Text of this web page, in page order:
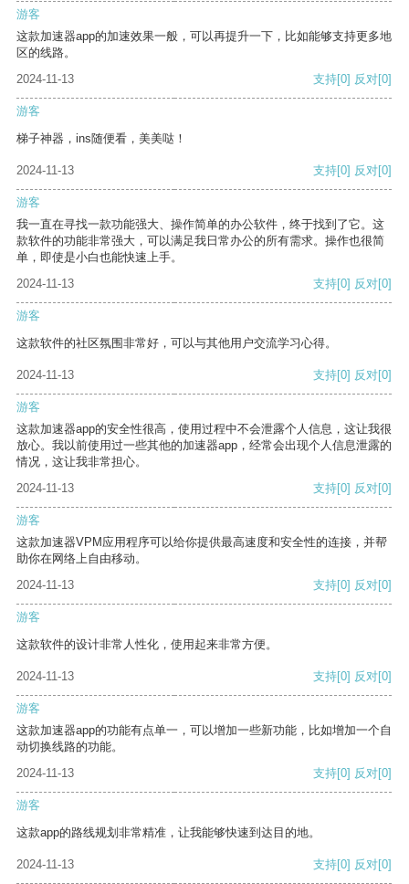
游客
这款加速器app的加速效果一般，可以再提升一下，比如能够支持更多地
区的线路。
2024-11-13
支持[0] 反对[0]
游客
梯子神器，ins随便看，美美哒！
2024-11-13 支持[0] 反对[0]
游客
我一直在寻找一款功能强大、操作简单的办公软件，终于找到了它。这
款软件的功能非常强大，可以满足我日常办公的所有需求。操作也很简
单，即使是小白也能快速上手。
2024-11-13
支持[0] 反对[0]
游客
这款软件的社区氛围非常好，可以与其他用户交流学习心得。
2024-11-13 支持[0] 反对[0]
游客
这款加速器app的安全性很高，使用过程中不会泄露个人信息，这让我很
放心。我以前使用过一些其他的加速器app，经常会出现个人信息泄露的
情况，这让我非常担心。
2024-11-13
支持[0] 反对[0]
游客
这款加速器VPM应用程序可以给你提供最高速度和安全性的连接，并帮
助你在网络上自由移动。
2024-11-13
支持[0] 反对[0]
游客
这款软件的设计非常人性化，使用起来非常方便。
2024-11-13 支持[0] 反对[0]
游客
这款加速器app的功能有点单一，可以增加一些新功能，比如增加一个自
动切换线路的功能。
2024-11-13
支持[0] 反对[0]
游客
这款app的路线规划非常精准，让我能够快速到达目的地。
2024-11-13 支持[0] 反对[0]